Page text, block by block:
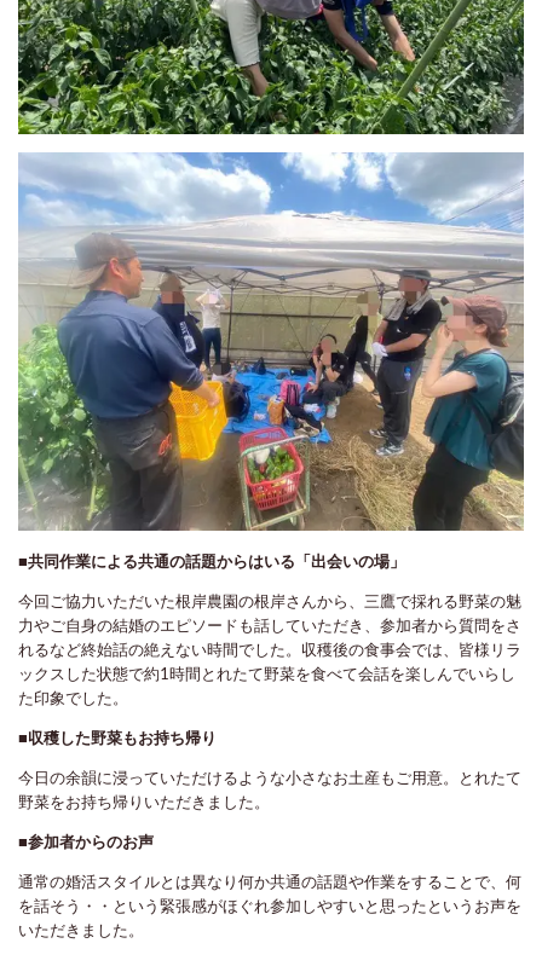
■共同作業による共通の話題からはいる「出会いの場」
今回ご協力いただいた根岸農園の根岸さんから、三鷹で採れる野菜の魅
力やご自身の結婚のエピソードも話していただき、参加者から質問をさ
れるなど終始話の絶えない時間でした。収穫後の食事会では、皆様リラ
ックスした状態で約1時間とれたて野菜を食べて会話を楽しんでいらし
た印象でした。
■収穫した野菜もお持ち帰り
今日の余韻に浸っていただけるような小さなお土産もご用意。とれたて
野菜をお持ち帰りいただきました。
■参加者からのお声
通常の婚活スタイルとは異なり何か共通の話題や作業をすることで、何
を話そう・・という緊張感がほぐれ参加しやすいと思ったというお声を
いただきました。